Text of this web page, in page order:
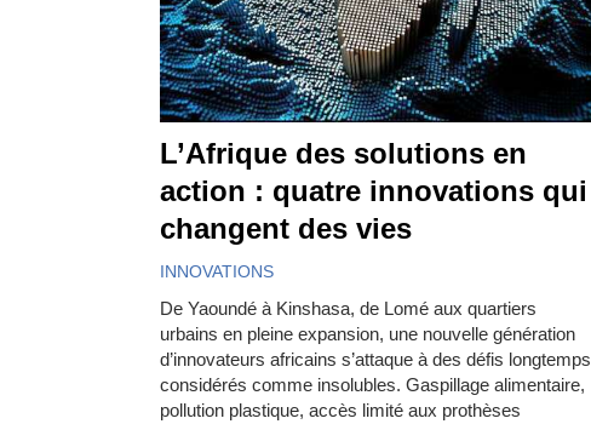
L’Afrique des solutions en
action : quatre innovations qui
changent des vies
INNOVATIONS
De Yaoundé à Kinshasa, de Lomé aux quartiers
urbains en pleine expansion, une nouvelle génération
d’innovateurs africains s’attaque à des défis longtemps
considérés comme insolubles. Gaspillage alimentaire,
pollution plastique, accès limité aux prothèses